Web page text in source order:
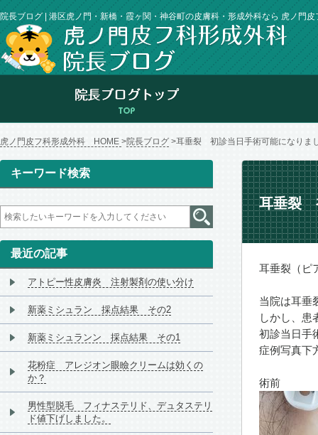
院長ブログ | 港区虎ノ門・新橋・霞ヶ関・神谷町の皮膚科・形成外科なら 虎ノ門皮
虎ノ門皮フ科形成外科 HOME 院長ブログ 耳垂裂 初診当日手術可能になりま
キーワード検索
最近の記事
アトピー性皮膚炎 注射製剤の使い分け
新薬ミシュラン 採点結果 その2
新薬ミシュランン 採点結果 その1
花粉症 アレジオン眼瞼クリームは効くの
か？
男性型脱毛 フィナステリド、デュタステリ
ド値下げしました。
耳垂裂
耳垂裂（ピ
当院は耳垂
しかし、患
初診当日手
症例写真下
術前